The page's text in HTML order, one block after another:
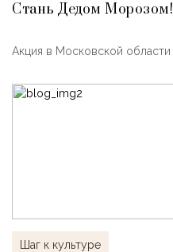
Стань Дедом Морозом!
Акция в Московской области
Шаг к культуре